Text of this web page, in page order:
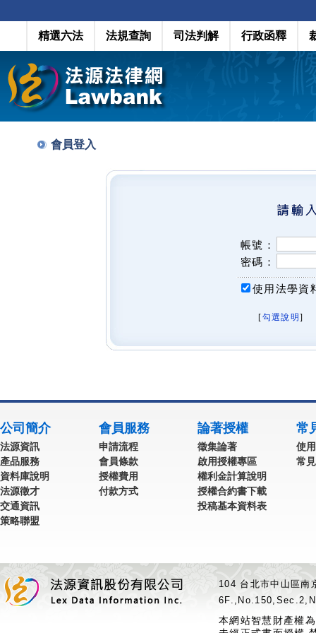
精選六法 法規查詢 司法判解 行政函釋
會員登入
帳號：
密碼：
使用法學資
[勾選說明 ]
公司簡介
法源資訊
產品服務
資料庫說明
法源徵才
交通資訊
策略聯盟
會員服務
申請流程
會員條款
授權費用
付款方式
論著授權
徵集論著
啟用授權專區
權利金計算說明
授權合約書下載
投稿基本資料表
常
使
常
104 台北市中山區
本網站智慧財產權